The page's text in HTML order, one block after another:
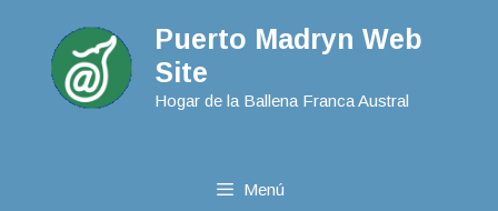
Puerto Madryn Web
Site
Hogar de la Ballena Franca Austral
Menú